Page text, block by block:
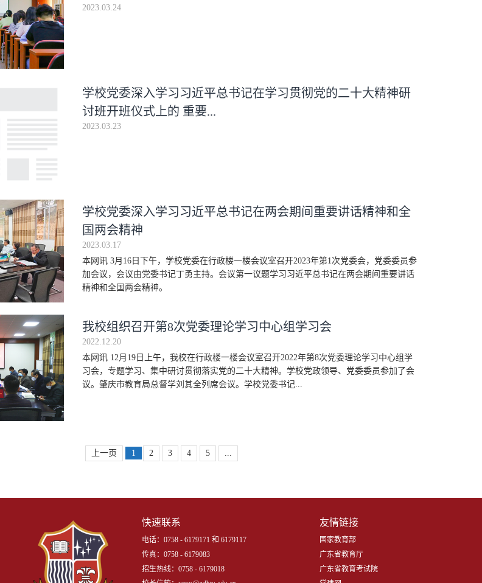
2023.03.24
学校党委深入学习习近平总书记在学习贯彻党的二十大精神研
讨班开班仪式上的 重要...
2023.03.23
学校党委深入学习习近平总书记在两会期间重要讲话精神和全
国两会精神
2023.03.17
本网讯 3月16日下午，学校党委在行政楼一楼会议室召开2023年第1次党委会，党委委员参
加会议，会议由党委书记丁勇主持。会议第一议题学习习近平总书记在两会期间重要讲话
精神和全国两会精神。
我校组织召开第8次党委理论学习中心组学习会
2022.12.20
本网讯 12月19日上午，我校在行政楼一楼会议室召开2022年第8次党委理论学习中心组学
习会，专题学习、集中研讨贯彻落实党的二十大精神。学校党政领导、党委委员参加了会
议。肇庆市教育局总督学刘其全列席会议。学校党委书记...
上一页 1 2 3 4 5 ...
快速联系
电话：0758 - 6179171 和 6179117
传真：0758 - 6179083
招生热线：0758 - 6179018
友情链接
国家教育部
广东省教育厅
广东省教育考试院